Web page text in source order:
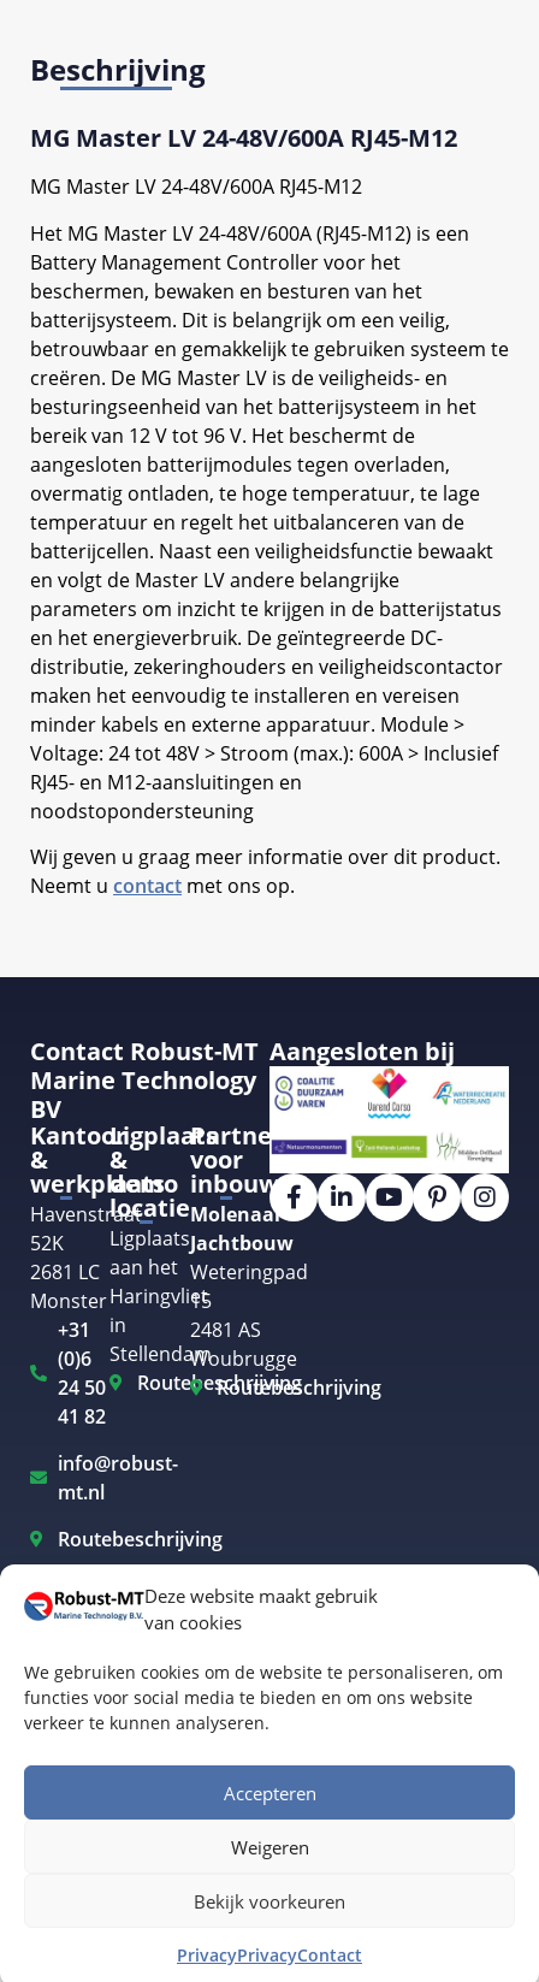
Deze website maakt gebruik
van cookies
We gebruiken cookies om de website te personaliseren, om
functies voor social media te bieden en om ons website
verkeer te kunnen analyseren.
Accepteren
Weigeren
Bekijk voorkeuren
PrivacyPrivacyContact
Beschrijving
MG Master LV 24-48V/600A RJ45-M12
MG Master LV 24-48V/600A RJ45-M12
Het MG Master LV 24-48V/600A (RJ45-M12) is een
Battery Management Controller voor het
beschermen, bewaken en besturen van het
batterijsysteem. Dit is belangrijk om een veilig,
betrouwbaar en gemakkelijk te gebruiken systeem te
creëren. De MG Master LV is de veiligheids- en
besturingseenheid van het batterijsysteem in het
bereik van 12 V tot 96 V. Het beschermt de
aangesloten batterijmodules tegen overladen,
overmatig ontladen, te hoge temperatuur, te lage
temperatuur en regelt het uitbalanceren van de
batterijcellen. Naast een veiligheidsfunctie bewaakt
en volgt de Master LV andere belangrijke
parameters om inzicht te krijgen in de batterijstatus
en het energieverbruik. De geïntegreerde DC-
distributie, zekeringhouders en veiligheidscontactor
maken het eenvoudig te installeren en vereisen
minder kabels en externe apparatuur. Module >
Voltage: 24 tot 48V > Stroom (max.): 600A > Inclusief
RJ45- en M12-aansluitingen en
noodstopondersteuning
Wij geven u graag meer informatie over dit product.
Neemt u contact met ons op.
Contact Robust-MT
Marine Technology
BV
Kantoor
&
werkplaats
Havenstraat
52K
2681 LC
Monster
+31
(0)6
24 50
41 82
info@robust-
mt.nl
Routebeschrijving
Ligplaats
&
demo
locatie
Ligplaats
aan het
Haringvliet
in
Stellendam
Routebeschrijving
Partner
voor
inbouw
Molenaar
Jachtbouw
Weteringpad
15
2481 AS
Woubrugge
Routebeschrijving
Aangesloten bij
Elektrisch varen Westland
Elektrisch varen Rotterdam
Elektrisch varen Amsterdam
Elektrisch varen Friesland